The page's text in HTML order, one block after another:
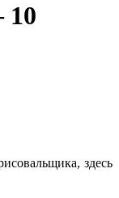
10
здесь